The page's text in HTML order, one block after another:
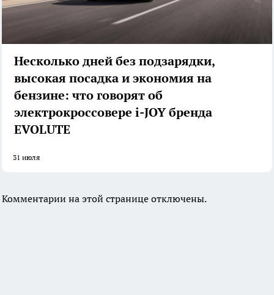
Несколько дней без подзарядки,
высокая посадка и экономия на
бензине: что говорят об
электрокроссовере i-JOY бренда
EVOLUTE
31 июля
Комментарии на этой странице отключены.